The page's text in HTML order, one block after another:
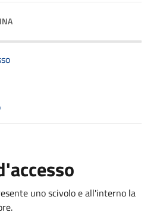
uno scivolo e all'interno la